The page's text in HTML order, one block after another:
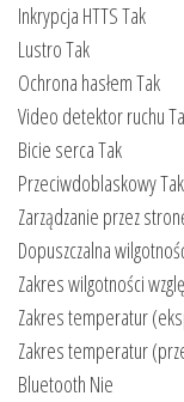
Inkrypcja HTTS Tak
Lustro Tak
Ochrona hasłem Tak
Video detektor ruchu
Bicie serca Tak
Przeciwdoblaskowy Tak
Zarządzanie przez
Dopuszczalna
Zakres wilgotności
Zakres temperatur
Zakres temperatur
Bluetooth Nie